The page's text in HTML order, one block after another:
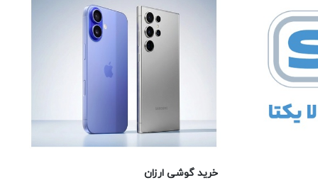
خرید گوشی ارزان